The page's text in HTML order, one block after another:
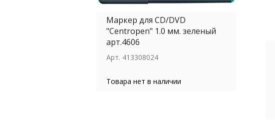
Маркер для СD/DVD
"Centropen" 1.0 мм. зеленый
арт.4606
Арт. 413308024
Товара нет в наличии